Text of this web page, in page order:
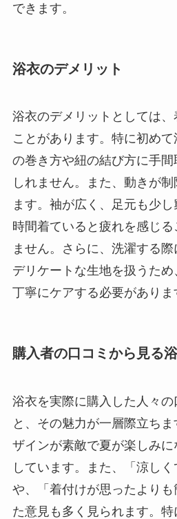
できます。
浴衣のデメリット
浴衣のデメリットとしては
ことがあります。特に初め
の巻き方や紐の結び方に手
しれません。また、動きが
ます。袖が広く、足元も少
時間着ていると疲れを感じ
ません。さらに、洗濯する際
デリケートな生地を扱うた
丁寧にケアする必要がありま
購入者の口コミから見る
浴衣を実際に購入した人々
と、その魅力が一層際立ち
ザインが素敵で夏が楽しみに
しています。また、「涼し
や、「着付けが思ったより
た意見も多く見られます。